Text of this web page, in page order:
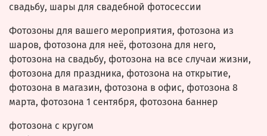
свадьбу, шары для свадебной фотосессии
Фотозоны для вашего мероприятия, фотозона из
шаров, фотозона для неё, фотозона для него,
фотозона на свадьбу, фотозона на все случаи жизни,
фотозона для праздника, фотозона на открытие,
фотозона в магазин, фотозона в офис, фотозона 8
марта, фотозона 1 сентября, фотозона баннер
фотозона с кругом